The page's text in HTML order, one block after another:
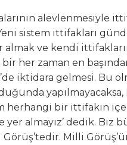
alevlenmesiyle
sistem ittifakları
almak ve kendi
her zaman en
iktidara gelmesi. Bu
yapılmayacaksa,
herhangi bir ittifakın
almayız’ dedik. Biz
Milli